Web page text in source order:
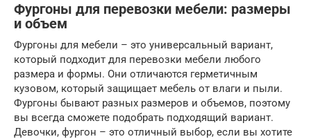
Фургоны для перевозки мебели: размеры
и объем
Фургоны для мебели – это универсальный вариант,
который подходит для перевозки мебели любого
размера и формы. Они отличаются герметичным
кузовом, который защищает мебель от влаги и пыли.
Фургоны бывают разных размеров и объемов, поэтому
вы всегда сможете подобрать подходящий вариант.
Девочки, фургон – это отличный выбор, если вы хотите